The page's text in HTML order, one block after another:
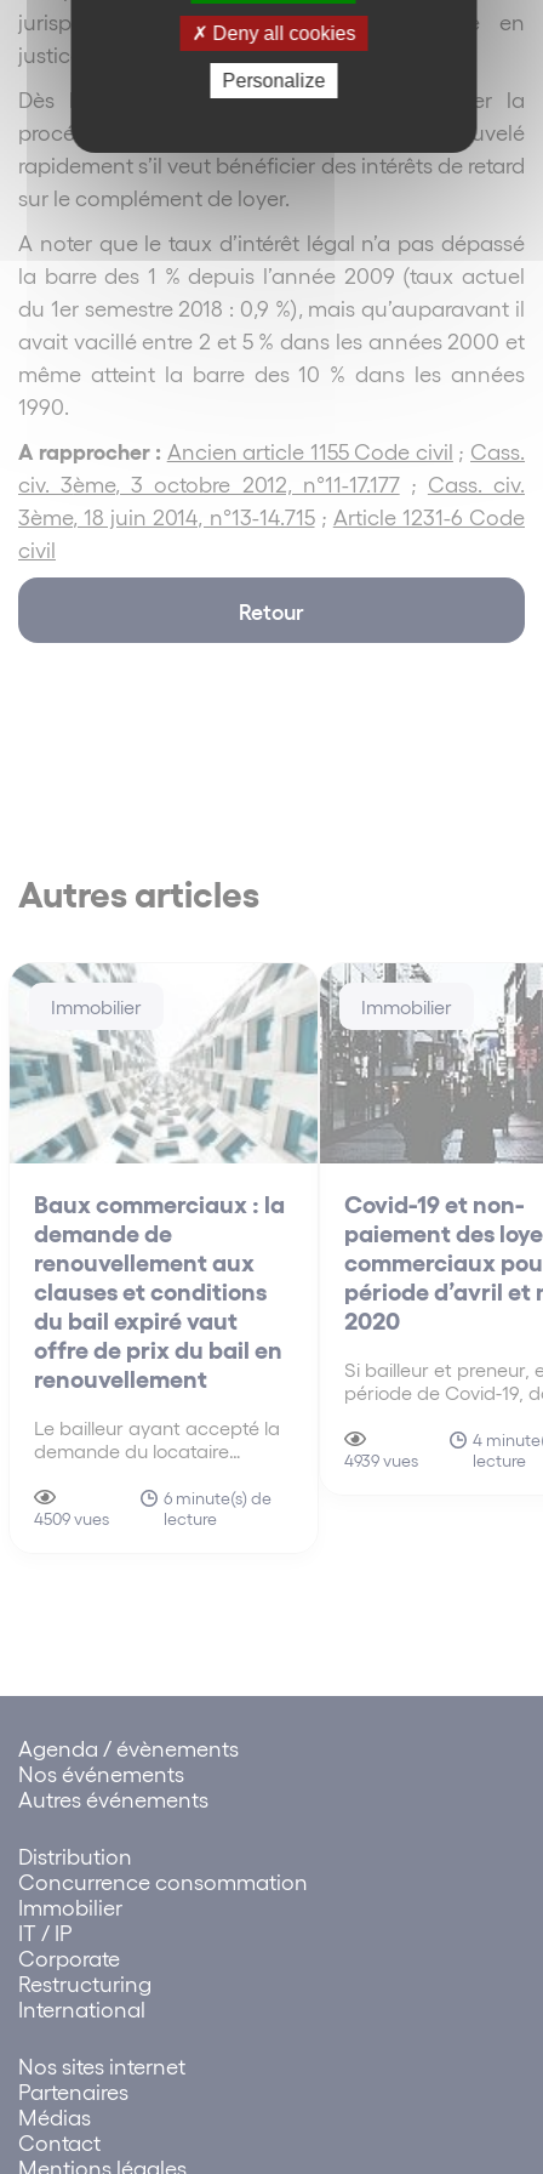
jurisprudence constante qu’une demande en
justice vaut mise en demeure.
Dès lors, le bailleur a intérêt à déclencher la
procédure judiciaire en fixation du loyer renouvelé
rapidement s’il veut bénéficier des intérêts de retard
sur le complément de loyer.
A noter que le taux d’intérêt légal n’a pas dépassé
la barre des 1 % depuis l’année 2009 (taux actuel
du 1ersemestre 2018 : 0,9 %), mais qu’auparavant il
avait vacillé entre 2 et 5 % dans les années 2000 et
même atteint la barre des 10 % dans les années
1990.
A rapprocher : Ancien article 1155 Code civil ; Cass.
civ. 3ème, 3 octobre 2012, n°11-17.177; Cass. civ.
3ème, 18 juin 2014, n°13-14.715; Article 1231-6 Code
civil
Retour
Autres articles
Immobilier
Baux commerciaux : la
demande de
renouvellement aux
clauses et conditions
du bail expiré vaut
offre de prix du bail en
renouvellement
Le bailleur ayant accepté la
demande du locataire
aux clauses et conditions du
précédent bail, la demande
4509 vues
6 minute(s) de
lecture
Immobilier
Covid-19 et non-
paiement des
commerciaux
période d’avril et
2020
Si bailleur et preneur,
période de Covid-19,
sur la nécessité
les modalités
4939 vues
4
lecture
Agenda / évènements
Nos événements
Autres événements
Distribution
Concurrence consommation
Immobilier
IT / IP
Corporate
Restructuring
International
Nos sites internet
Partenaires
Médias
Contact
Mentions légales
Deny all cookies
Personalize